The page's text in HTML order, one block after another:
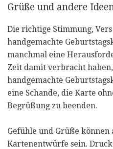
Grüße und andere
Die richtige Stimmung,
handgemachte
manchmal eine
Zeit damit verbracht
handgemachte
eine Schande, die Karte
Begrüßung zu beenden.
Gefühle und Grüße
Kartenentwürfe sein.